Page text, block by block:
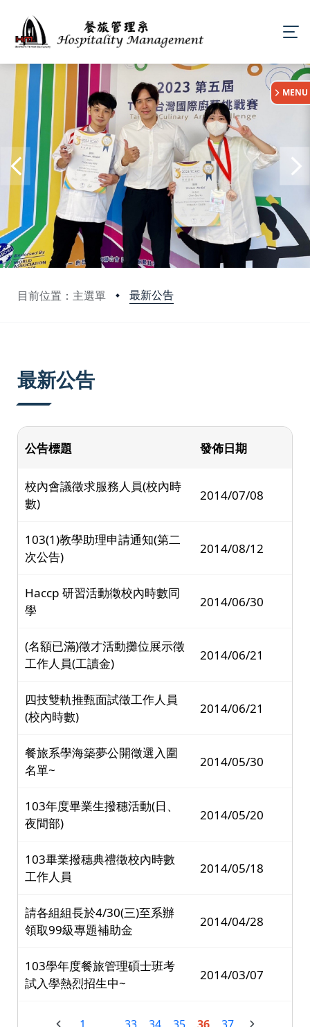
目前位置：主選單 最新公告
:::
MENU
最新公告
公告標題 發佈日期
校內會議徵求服務人員(校內時
數)
2014/07/08
103(1)教學助理申請通知(第二
次公告)
2014/08/12
Haccp 研習活動徵校內時數同
學
2014/06/30
(名額已滿)徵才活動攤位展示徵
工作人員(工讀金)
2014/06/21
四技雙軌推甄面試徵工作人員
(校內時數)
2014/06/21
餐旅系學海築夢公開徵選入圍
名單~
2014/05/30
103年度畢業生撥穗活動(日、
夜間部)
2014/05/20
103畢業撥穗典禮徵校內時數
工作人員
2014/05/18
請各組組長於4/30(三)至系辦
領取99級專題補助金
2014/04/28
103學年度餐旅管理碩士班考
試入學熱烈招生中~
2014/03/07